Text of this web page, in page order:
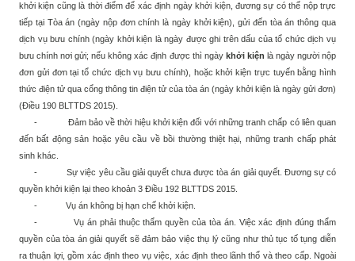
khởi kiện cũng là thời điểm để xác định ngày khởi kiện, đương sự có thể nộp trực
tiếp tại Tòa án (ngày nộp đơn chính là ngày khởi kiện), gửi đến tòa án thông qua
dịch vụ bưu chính (ngày khởi kiện là ngày được ghi trên dấu của tổ chức dịch vụ
bưu chính nơi gửi; nếu không xác định được thì ngày khởi kiện là ngày người nộp
đơn gửi đơn tại tổ chức dịch vụ bưu chính), hoặc khởi kiện trực tuyến bằng hình
thức điện tử qua cổng thông tin điện tử của tòa án (ngày khởi kiện là ngày gửi đơn)
(Điều 190 BLTTDS 2015).
-
Đảm bảo về thời hiệu khởi kiện đối với những tranh chấp có liên quan
đến bất động sản hoặc yêu cầu về bồi thường thiệt hại, những tranh chấp phát
sinh khác.
-
Sự việc yêu cầu giải quyết chưa được tòa án giải quyết. Đương sự có
quyền khởi kiện lại theo khoản 3 Điều 192 BLTTDS 2015.
-
Vụ án không bị hạn chế khởi kiện.
-
Vụ án phải thuộc thẩm quyền của tòa án. Việc xác định đúng thẩm
quyền của tòa án giải quyết sẽ đảm bảo việc thụ lý cũng như thủ tục tố tụng diễn
ra thuận lợi, gồm xác định theo vụ việc, xác định theo lãnh thổ và theo cấp. Ngoài